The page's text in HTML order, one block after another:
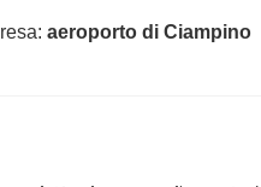
aeroporto di Ciampino